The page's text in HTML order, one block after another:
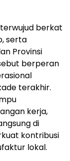
berkat
serta
Provinsi
berperan
terakhir.
kerja,
di
kontribusi
lokal.